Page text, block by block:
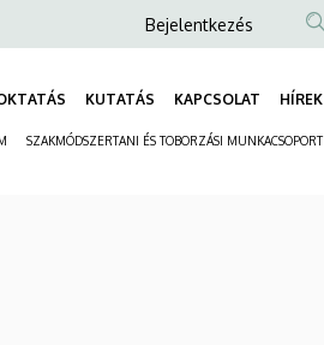
Anonim
fiók
menüje
Bejelentkezés
KUTATÁS KAPCSOLAT HÍREK
SZAKMÓDSZERTANI ÉS TOBORZÁSI MUNKACSOPORT